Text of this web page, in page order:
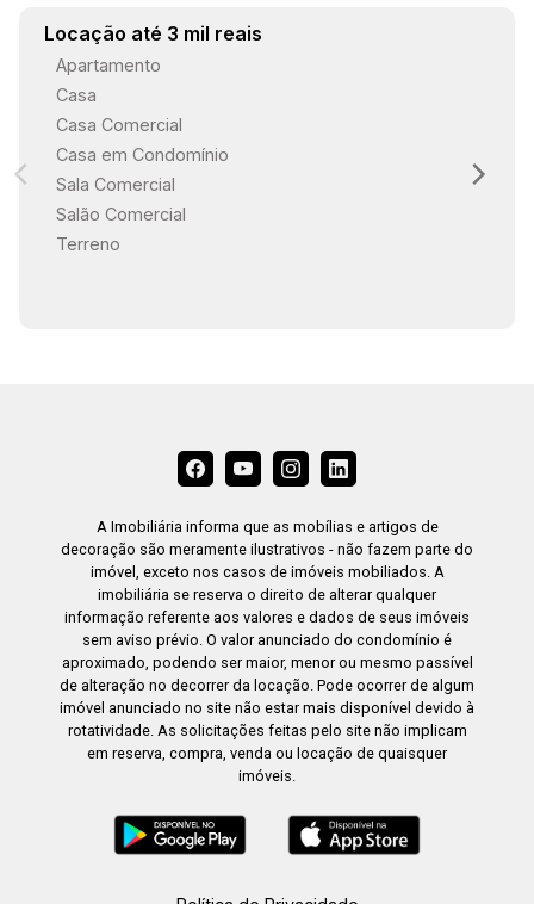
Locação até 3 mil reais
Apartamento
Casa
Casa Comercial
Casa em Condomínio
Sala Comercial
Salão Comercial
Terreno
A Imobiliária informa que as mobílias e artigos de
decoração são meramente ilustrativos - não fazem parte do
imóvel, exceto nos casos de imóveis mobiliados. A
imobiliária se reserva o direito de alterar qualquer
informação referente aos valores e dados de seus imóveis
sem aviso prévio. O valor anunciado do condomínio é
aproximado, podendo ser maior, menor ou mesmo passível
de alteração no decorrer da locação. Pode ocorrer de algum
imóvel anunciado no site não estar mais disponível devido à
rotatividade. As solicitações feitas pelo site não implicam
em reserva, compra, venda ou locação de quaisquer
imóveis.